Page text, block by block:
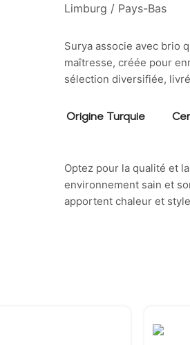
Limburg / Pays-Bas
Surya associe avec brio
maîtresse, créée pour
sélection diversifiée,
Origine Turquie
Optez pour la qualité et
environnement sain et
apportent chaleur et